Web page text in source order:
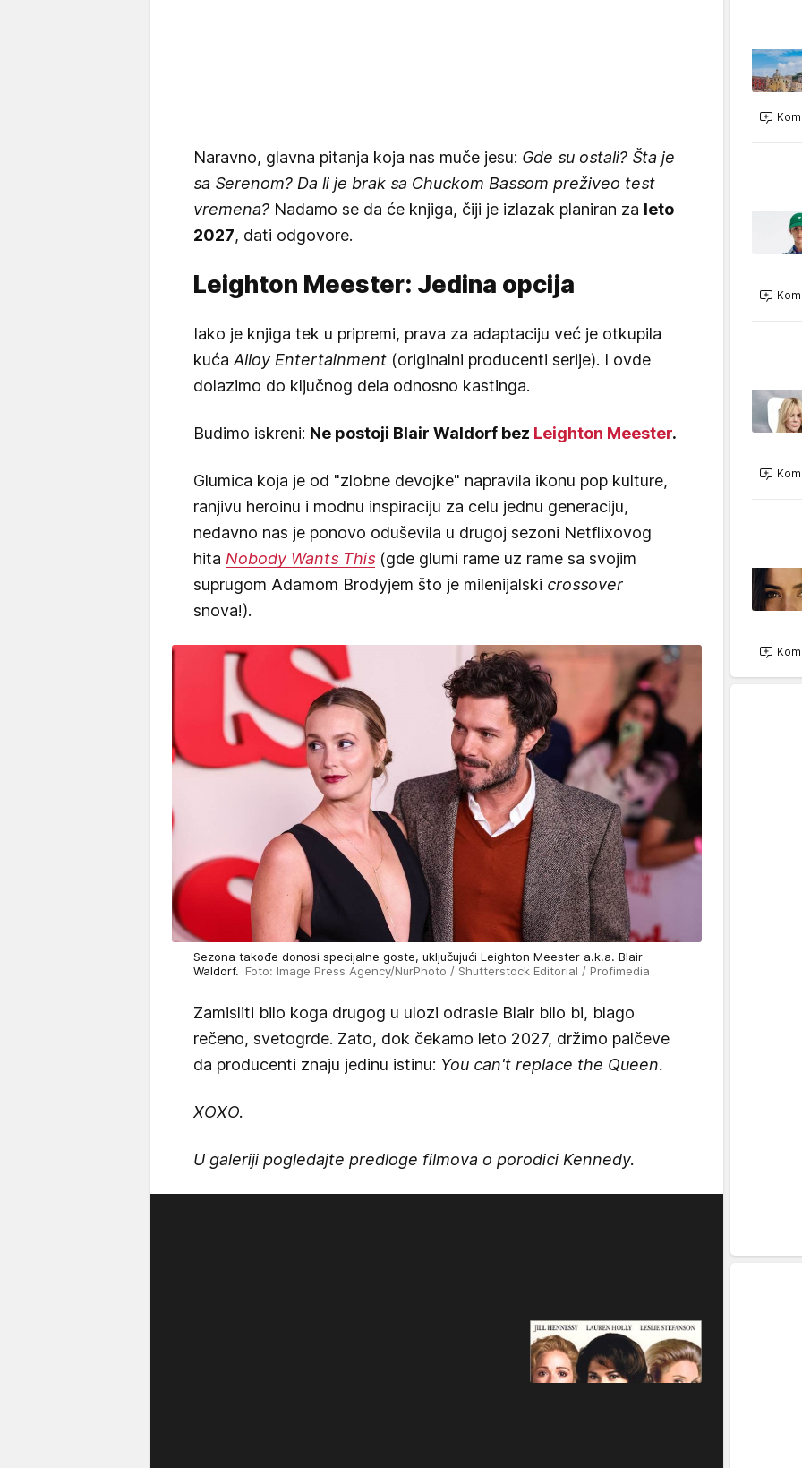
Naravno, glavna pitanja koja nas muče jesu: Gde su ostali? Šta je
sa Serenom? Da li je brak sa Chuckom Bassom preživeo test
vremena? Nadamo se da će knjiga, čiji je izlazak planiran za leto
2027, dati odgovore.
Leighton Meester: Jedina opcija
Iako je knjiga tek u pripremi, prava za adaptaciju već je otkupila
kuća Alloy Entertainment (originalni producenti serije). I ovde
dolazimo do ključnog dela odnosno kastinga.
Budimo iskreni: Ne postoji Blair Waldorf bez Leighton Meester.
Glumica koja je od "zlobne devojke" napravila ikonu pop kulture,
ranjivu heroinu i modnu inspiraciju za celu jednu generaciju,
nedavno nas je ponovo oduševila u drugoj sezoni Netflixovog
hita Nobody Wants This (gde glumi rame uz rame sa svojim
suprugom Adamom Brodyjem što je milenijalski crossover
snova!).
Sezona takođe donosi specijalne goste, uključujući Leighton Meester a.k.a. Blair
Waldorf. Foto: Image Press Agency/NurPhoto / Shutterstock Editorial / Profimedia
Zamisliti bilo koga drugog u ulozi odrasle Blair bilo bi, blago
rečeno, svetogrđe. Zato, dok čekamo leto 2027, držimo palčeve
da producenti znaju jedinu istinu: You can't replace the Queen.
XOXO.
U galeriji pogledajte predloge filmova o porodici Kennedy.